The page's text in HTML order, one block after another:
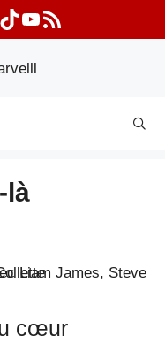
TikTok
YouTube
Flux RSS
là
cœur